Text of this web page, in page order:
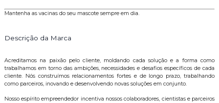
Mantenha as vacinas do seu mascote sempre em dia.
Descrição da Marca
Acreditamos na paixão pelo cliente, moldando cada solução e a forma como
trabalhamos em torno das ambições, necessidades e desafios específicos de cada
cliente. Nós construímos relacionamentos fortes e de longo prazo, trabalhando
como parceiros, inovando e desenvolvendo novas soluções em conjunto.
Nosso espírito empreendedor incentiva nossos colaboradores, cientistas e parceiros